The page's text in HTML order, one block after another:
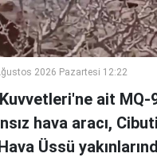
2026 Pazartesi 12:22
ait MQ-
hava aracı,
Üssü